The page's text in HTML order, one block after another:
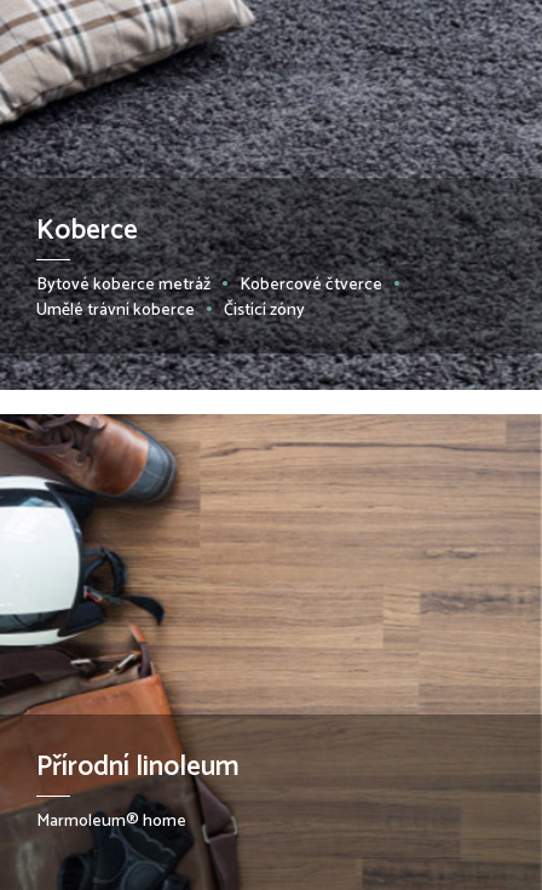
Koberce
Bytové koberce metráž
Kobercové čtverce
Umělé trávní koberce
Čistící zóny
Přírodní linoleum
Marmoleum® home